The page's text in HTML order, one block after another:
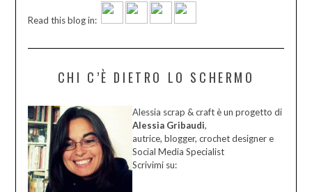
Read this blog in:
CHI C’È DIETRO LO SCHERMO
Alessia scrap & craft è un progetto di
Alessia Gribaudi,
autrice, blogger, crochet designer e
Social Media Specialist
Scrivimi su: